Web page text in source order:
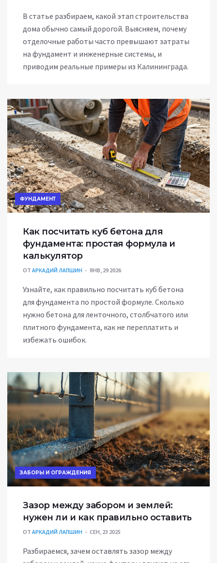
В статье разбираем, какой этап строительства
дома обычно самый дорогой. Выясняем, почему
отделочные работы часто превышают затраты
на фундамент и инженерные системы, и
приводим реальные примеры из Калининграда.
ФУНДАМЕНТ
Как посчитать куб бетона для
фундамента: простая формула и
калькулятор
ОТ АРКАДИЙ ЛАПШИН ЯНВ, 29 2026
Узнайте, как правильно посчитать куб бетона
для фундамента по простой формуле. Сколько
нужно бетона для ленточного, столбчатого или
плитного фундамента, как не переплатить и
избежать ошибок.
ЗАБОРЫ И ОГРАЖДЕНИЯ
Зазор между забором и землей:
нужен ли и как правильно оставить
ОТ АРКАДИЙ ЛАПШИН СЕН, 23 2025
Разбираемся, зачем оставлять зазор между